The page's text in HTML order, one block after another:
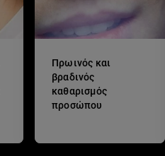
Πρωινός και
βραδινός
καθαρισμός
προσώπου